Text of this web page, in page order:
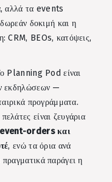
αλλά τα events
δοκιμή και η
CRM, BEOs, κατόψεις,
Planning Pod είναι
εκδηλώσεων —
προγράμματα.
είναι ζευγάρια
orders και
, ενώ τα όρια ανά
παράγει η